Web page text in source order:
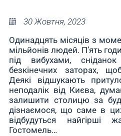
30 Жовтня, 2023
Одинадцять місяців з
мільйонів людей. П’ять
під вибухами,
безкінечних заторах,
Деякі відшукають
неподалік від Києва,
залишити столицю за
дізнаємося, що саме в
відбудуться найгірші
Гостомель…